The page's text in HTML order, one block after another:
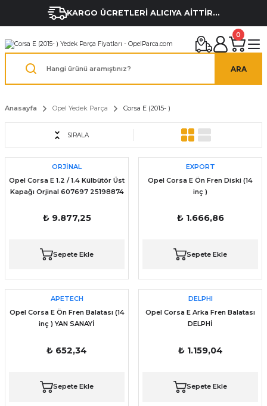
KARGO ÜCRETLERİ ALICIYA AİTTİR...
ARA
0
Anasayfa Opel Yedek Parça Corsa E (2015- )
SIRALA
ORJİNAL
Opel Corsa E 1.2 / 1.4 Külbütör Üst
Kapağı Orjinal 607697 25198874
₺ 9.877,25
Sepete Ekle
EXPORT
Opel Corsa E Ön Fren Diski (14
inç )
₺ 1.666,86
Sepete Ekle
APETECH
Opel Corsa E Ön Fren Balatası (14
inç ) YAN SANAYİ
₺ 652,34
Sepete Ekle
DELPHI
Opel Corsa E Arka Fren Balatası
DELPHİ
₺ 1.159,04
Sepete Ekle